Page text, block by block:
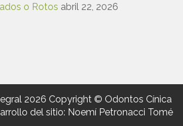
o Rotos abril 22, 2026
2026 Copyright © Odontos Cínica
del sitio: Noemí Petronacci Tomé